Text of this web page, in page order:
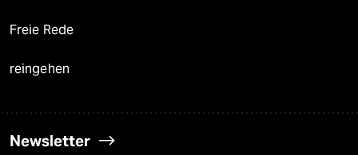
Freie Rede
reingehen
Newsletter